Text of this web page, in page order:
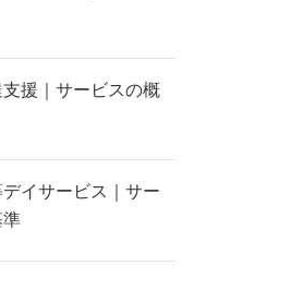
援｜サービスの概
イサービス｜サー
準